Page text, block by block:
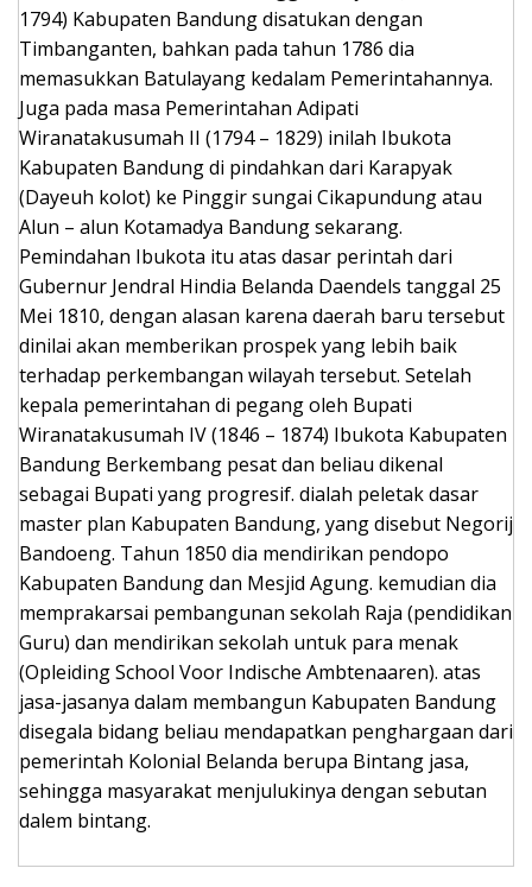
1794) Kabupaten Bandung disatukan dengan
Timbanganten, bahkan pada tahun 1786 dia
memasukkan Batulayang kedalam Pemerintahannya.
Juga pada masa Pemerintahan Adipati
Wiranatakusumah II (1794 – 1829) inilah Ibukota
Kabupaten Bandung di pindahkan dari Karapyak
(Dayeuh kolot) ke Pinggir sungai Cikapundung atau
Alun – alun Kotamadya Bandung sekarang.
Pemindahan Ibukota itu atas dasar perintah dari
Gubernur Jendral Hindia Belanda Daendels tanggal 25
Mei 1810, dengan alasan karena daerah baru tersebut
dinilai akan memberikan prospek yang lebih baik
terhadap perkembangan wilayah tersebut. Setelah
kepala pemerintahan di pegang oleh Bupati
Wiranatakusumah IV (1846 – 1874) Ibukota Kabupaten
Bandung Berkembang pesat dan beliau dikenal
sebagai Bupati yang progresif. dialah peletak dasar
master plan Kabupaten Bandung, yang disebut Negorij
Bandoeng. Tahun 1850 dia mendirikan pendopo
Kabupaten Bandung dan Mesjid Agung. kemudian dia
memprakarsai pembangunan sekolah Raja (pendidikan
Guru) dan mendirikan sekolah untuk para menak
(Opleiding School Voor Indische Ambtenaaren). atas
jasa-jasanya dalam membangun Kabupaten Bandung
disegala bidang beliau mendapatkan penghargaan dari
pemerintah Kolonial Belanda berupa Bintang jasa,
sehingga masyarakat menjulukinya dengan sebutan
dalem bintang.